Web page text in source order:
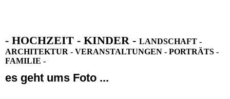
- HOCHZEIT - KINDER - LANDSCHAFT -
ARCHITEKTUR - VERANSTALTUNGEN - PORTRÄTS -
FAMILIE -
es geht ums Foto ...